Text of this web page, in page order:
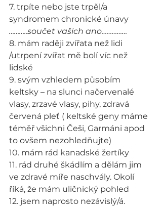
7. trpíte nebo jste trpěl/a
syndromem chronické únavy
………..součet vašich ano……………
8. mám raději zvířata než lidi
/utrpení zvířat mě bolí víc než
lidské
9. svým vzhledem působím
keltsky – na slunci načervenalé
vlasy, zrzavé vlasy, pihy, zdravá
červená pleť ( keltské geny máme
téměř všichni Češi, Garmáni apod
to ovšem nezohledňujte)
10. mám rád kanadské žertíky
11. rád druhé škádlím a dělám jim
ve zdravé míře naschvály. Okolí
říká, že mám uličnický pohled
12. jsem naprosto nezávislý/á.